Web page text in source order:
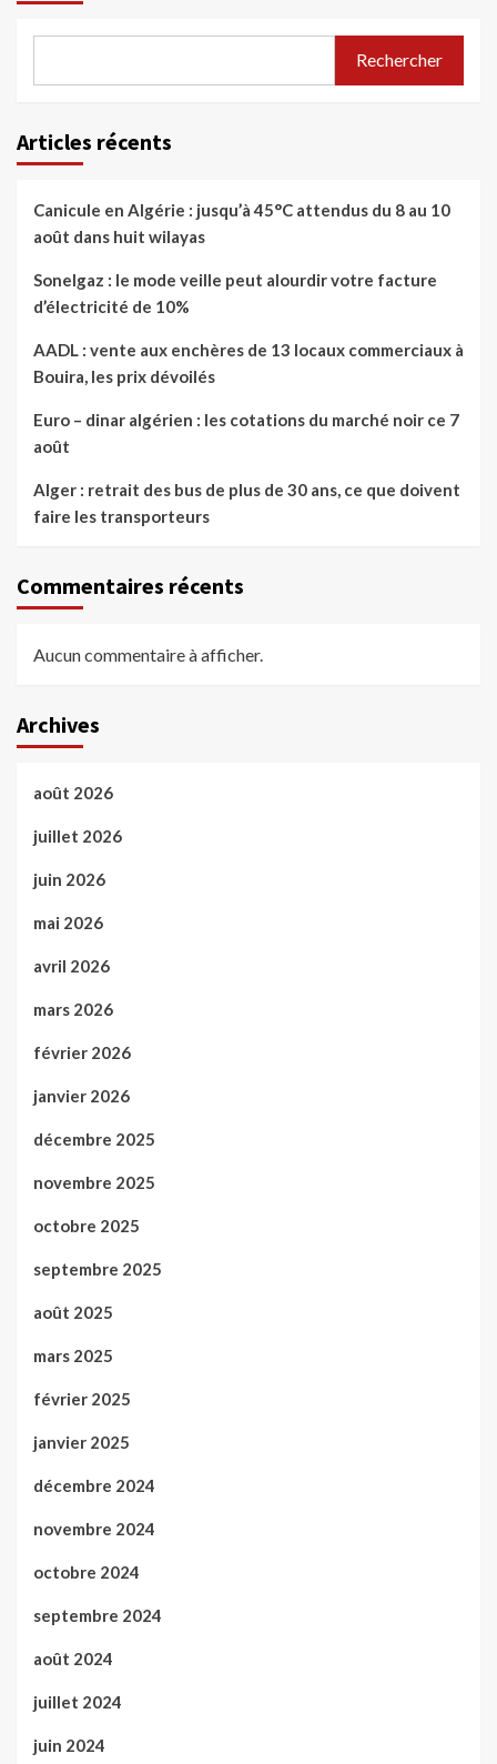
Rechercher
Articles récents
Canicule en Algérie : jusqu’à 45°C attendus du 8 au 10
août dans huit wilayas
Sonelgaz : le mode veille peut alourdir votre facture
d’électricité de 10%
AADL : vente aux enchères de 13 locaux commerciaux à
Bouira, les prix dévoilés
Euro – dinar algérien : les cotations du marché noir ce 7
août
Alger : retrait des bus de plus de 30 ans, ce que doivent
faire les transporteurs
Commentaires récents
Aucun commentaire à afficher.
Archives
août 2026
juillet 2026
juin 2026
mai 2026
avril 2026
mars 2026
février 2026
janvier 2026
décembre 2025
novembre 2025
octobre 2025
septembre 2025
août 2025
mars 2025
février 2025
janvier 2025
décembre 2024
novembre 2024
octobre 2024
septembre 2024
août 2024
juillet 2024
juin 2024